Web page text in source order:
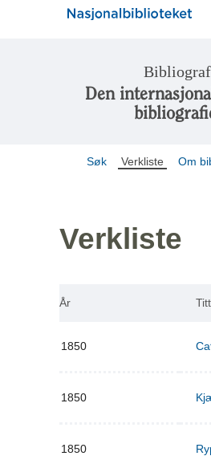
Den
Søk Verkliste Om
Verkliste
År
1850
1850
1850